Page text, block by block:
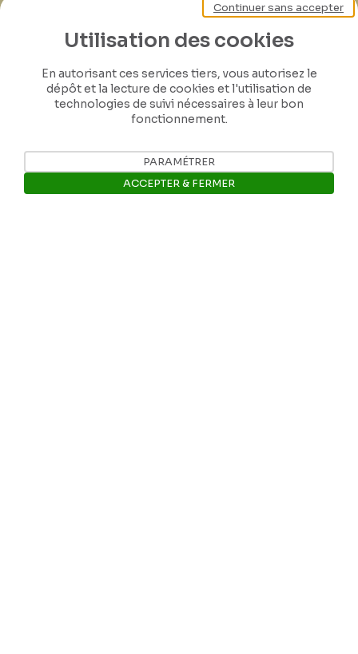
Utilisation des cookies
En autorisant ces services tiers, vous autorisez le
dépôt et la lecture de cookies et l'utilisation de
technologies de suivi nécessaires à leur bon
fonctionnement.
Continuer sans accepter
PARAMÉTRER
ACCEPTER & FERMER